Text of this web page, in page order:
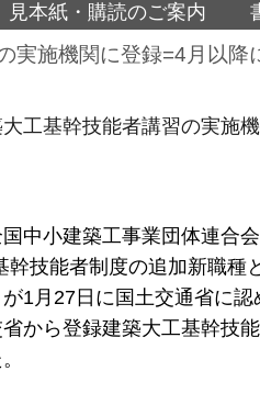
見本紙・購読のご案内
実施機関に登録=4月以降
工基幹技能者講習の実施
中小建築工事業団体連合
幹技能者制度の追加新職種
1月27日に国土交通省に認
から登録建築大工基幹技